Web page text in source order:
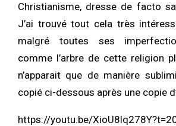
Christianisme, dresse de facto
J’ai trouvé tout cela très
malgré toutes ses
comme l’arbre de cette religion
n’apparait que de manière
copié ci-dessous après une copie
https://youtu.be/